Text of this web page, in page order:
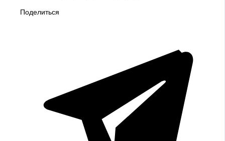
Поделиться